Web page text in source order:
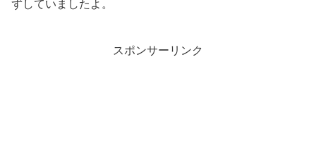
ずしていましたよ。
スポンサーリンク